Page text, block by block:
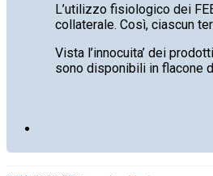
L’utilizzo fisiologico dei
collaterale. Così, ciascun
Vista l’innocuita’ dei
sono disponibili in flacone